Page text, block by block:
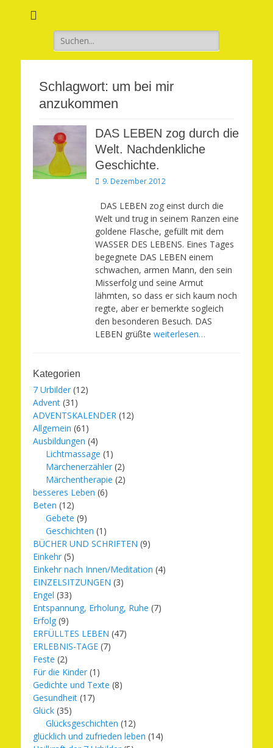
Suchen
nach:
Schlagwort: um bei mir
anzukommen
DAS LEBEN zog durch die
Welt. Nachdenkliche
Geschichte.
Veröffentlicht
9. Dezember 2012
DAS LEBEN zog einst durch die
Welt und trug in seinem Ranzen eine
goldene Flasche, gefüllt mit dem
WASSER DES LEBENS. Eines Tages
begegnete DAS LEBEN einem
schwachen, armen Mann, den sein
Misserfolg und seine Armut
lähmten, so dass er sich kaum noch
regte, aber er bemerkte sogleich
den besonderen Besuch. DAS
LEBEN grüßte weiterlesen…
Kategorien
7 Urbilder (12)
Advent (31)
ADVENTSKALENDER (12)
Allgemein (61)
Ausbildungen (4)
Lichtmassage (1)
Märchenerzähler (2)
Märchentherapie (2)
besseres Leben (6)
Beten (12)
Gebete (9)
Geschichten (1)
BÜCHER UND SCHRIFTEN (9)
Einkehr (5)
Einkehr nach Innen/Meditation (4)
EINZELSITZUNGEN (3)
Engel (33)
Entspannung, Erholung, Ruhe (7)
Erfolg (9)
ERFÜLLTES LEBEN (47)
ERLEBNIS-TAGE (7)
Feste (2)
Für die Kinder (1)
Gedichte und Texte (8)
Gesundheit (17)
Glück (35)
Glücksgeschichten (12)
glücklich und zufrieden leben (14)